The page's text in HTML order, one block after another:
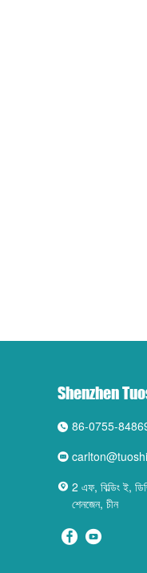
Shenzhen
86-0755-
2 এফ, বিল্ডিং ই,
শেনজেন, চীন